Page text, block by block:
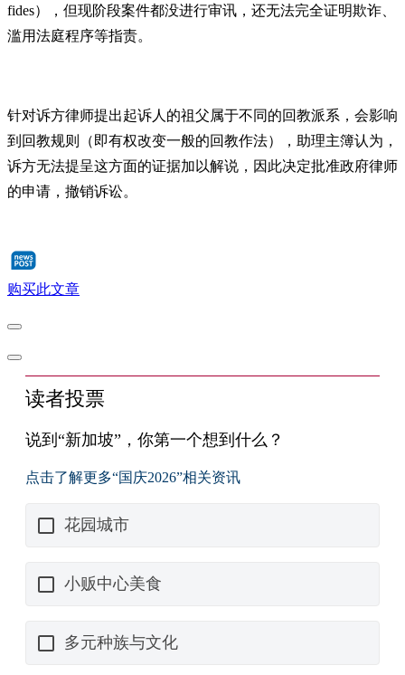
fides），但现阶段案件都没进行审讯，还无法完全证明欺诈、
滥用法庭程序等指责。
针对诉方律师提出起诉人的祖父属于不同的回教派系，会影响
到回教规则（即有权改变一般的回教作法），助理主簿认为，
诉方无法提呈这方面的证据加以解说，因此决定批准政府律师
的申请，撤销诉讼。
购买此文章